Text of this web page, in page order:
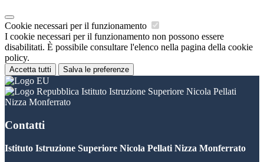
Cookie necessari per il funzionamento
I cookie necessari per il funzionamento non possono essere
disabilitati. È possibile consultare l'elenco nella pagina della cookie
policy.
Accetta tutti Salva le preferenze
Istituto Istruzione Superiore Nicola Pellati
Nizza Monferrato
Contatti
Istituto Istruzione Superiore Nicola Pellati Nizza Monferrato